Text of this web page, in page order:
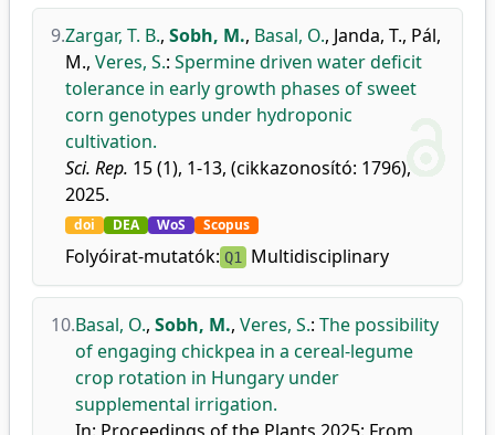
9.Zargar, T. B., Sobh, M., Basal, O., Janda, T., Pál,
M., Veres, S.: Spermine driven water deficit
tolerance in early growth phases of sweet
corn genotypes under hydroponic
cultivation.
Sci. Rep. 15 (1), 1-13, (cikkazonosító: 1796),
2025.
doi DEA WoS Scopus
Folyóirat-mutatók: Q1 Multidisciplinary
10.Basal, O., Sobh, M., Veres, S.: The possibility
of engaging chickpea in a cereal-legume
crop rotation in Hungary under
supplemental irrigation.